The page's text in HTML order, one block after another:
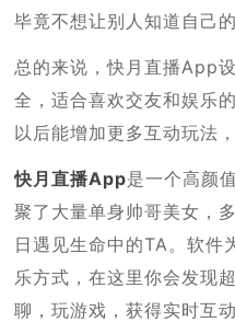
毕竟不想让别人知道自己
总的来说，快月直播App
全，适合喜欢交友和娱乐
以后能增加更多互动玩法
快月直播App是一个高颜
聚了大量单身帅哥美女，
日遇见生命中的TA。软件
乐方式，在这里你会发现
聊，玩游戏，获得实时互